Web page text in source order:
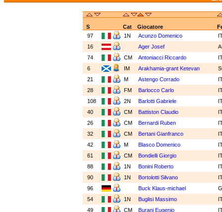
S Cat Giocatore
97
1N Acunzo Domenico
16
Ager Josef
74
CM Antoniacci Riccardo
6
IM Arakhamia-grant Ketevan
21
M Astengo Corrado
28
FM Barlocco Carlo
108
2N Barlotti Gabriele
40
CM Battiston Claudio
26
CM Bernardi Ruben
32
CM Bertani Gianfranco
42
M Blasco Domenico
61
CM Bondielli Giorgio
88
1N Bonini Roberto
90
1N Bortolotti Silvano
96
Buck Klaus-michael
54
1N Buglisi Massimo
49
CM Burani Eugenio